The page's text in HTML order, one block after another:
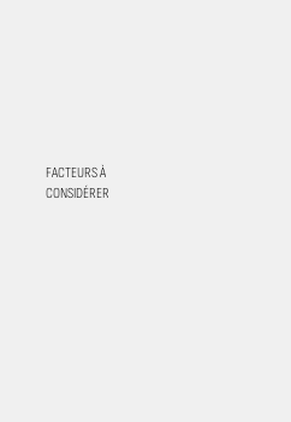
FACTEURS À
CONSIDÉRER